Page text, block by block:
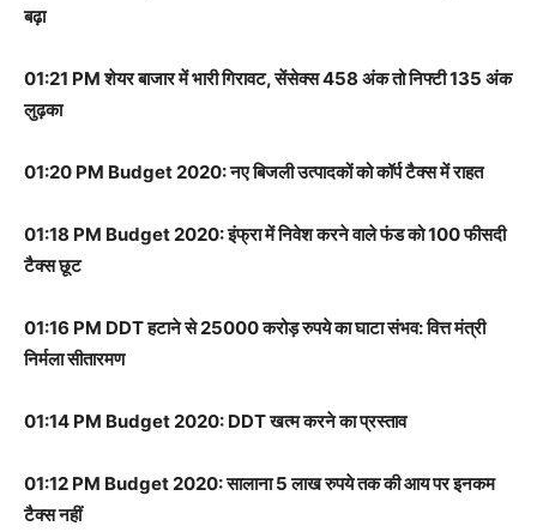
बढ़ा
01:21 PM शेयर बाजार में भारी गिरावट, सेंसेक्स 458 अंक तो निफ्टी 135 अंक
लुढ़का
01:20 PM Budget 2020: नए बिजली उत्पादकों को कॉर्प टैक्स में राहत
01:18 PM Budget 2020: इंफ्रा में निवेश करने वाले फंड को 100 फीसदी
टैक्स छूट
01:16 PM DDT हटाने से 25000 करोड़ रुपये का घाटा संभव: वित्त मंत्री
निर्मला सीतारमण
01:14 PM Budget 2020: DDT खत्म करने का प्रस्ताव
01:12 PM Budget 2020: सालाना 5 लाख रुपये तक की आय पर इनकम
टैक्स नहीं